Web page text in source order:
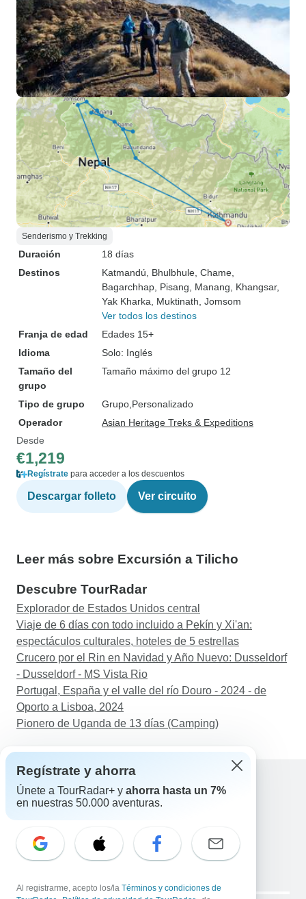
Senderismo y Trekking
Duración
18 días
Destinos
Katmandú , Bhulbhule , Chame
Bagarchhap , Pisang , Manang , Khangsar,
Yak Kharka , Muktinath , Jomsom
Ver todos los destinos
Franja de edad
Edades 15+
Idioma
Solo: Inglés
Tamaño del
grupo
Tamaño máximo del grupo 12
Tipo de grupo Grupo Personalizado
Operador
Asian Heritage Treks & Expeditions
Desde
€1,219
Regístrate para acceder a los descuentos
Descargar folleto Ver circuito
Leer más sobre Excursión a Tilicho
Descubre TourRadar
Explorador de Estados Unidos central
Viaje de 6 días con todo incluido a Pekín y Xi'an:
espectáculos culturales, hoteles de 5 estrellas
Crucero por el Rin en Navidad y Año Nuevo: Dusseldorf
- Dusseldorf - MS Vista Rio
Portugal, España y el valle del río Douro - 2024 - de
Oporto a Lisboa, 2024
Pionero de Uganda de 13 días (Camping)
Ayuda
Correo electrónico: support@tourradar.com
Selecciona el idioma
Regístrate y ahorra
Únete a TourRadar+ y ahorra hasta un 7%
en nuestras 50.000 aventuras.
Al registrarme, acepto los/la Términos y condiciones de